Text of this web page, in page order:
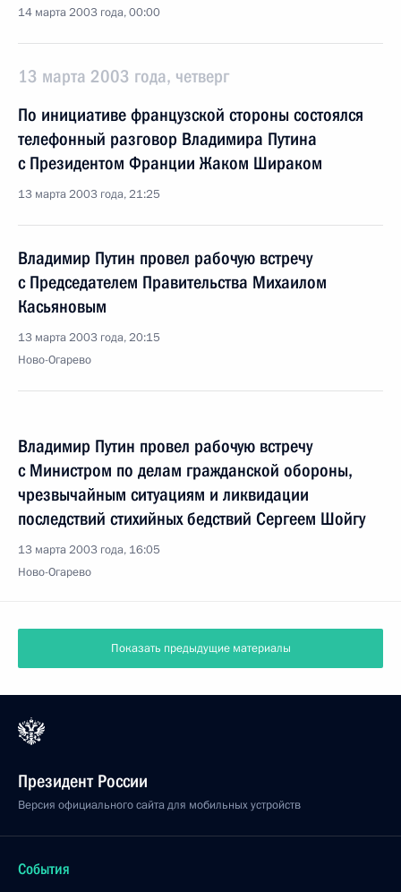
14 марта 2003 года, 00:00
13 марта 2003 года, четверг
По инициативе французской стороны состоялся
телефонный разговор Владимира Путина
с Президентом Франции Жаком Шираком
13 марта 2003 года, 21:25
Владимир Путин провел рабочую встречу
с Председателем Правительства Михаилом
Касьяновым
13 марта 2003 года, 20:15
Ново-Огарево
с Министром по делам гражданской обороны,
чрезвычайным ситуациям и ликвидации
последствий стихийных бедствий Сергеем Шойгу
13 марта 2003 года, 16:05
Ново-Огарево
Пенсионного фонда Михаилом Зурабовым меры
по улучшению социального положения
13 марта 2003 года, 15:00
Ново-Огарево
Владимир Путин поздравил Сергея Михалкова